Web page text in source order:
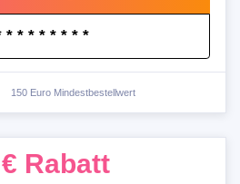
* * * * * * * *
150 Euro Mindestbestellwert
Rabatt